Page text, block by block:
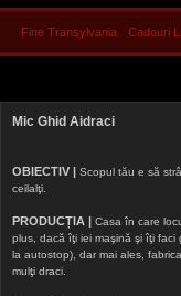
Fine Transylvania Cadouri
Mic Ghid Aidraci
OBIECTIV | Scopul tău e să
ceilalţi.
PRODUCȚIA | Casa în care
plus, dacă îţi iei maşină şi îţi faci
la autostop), dar mai ales,
mulţi draci.